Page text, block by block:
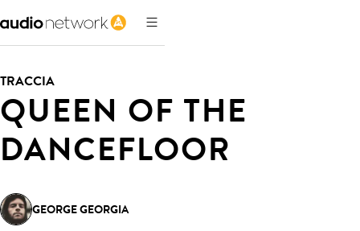
TRACCIA
QUEEN OF THE
DANCEFLOOR
GEORGE GEORGIA